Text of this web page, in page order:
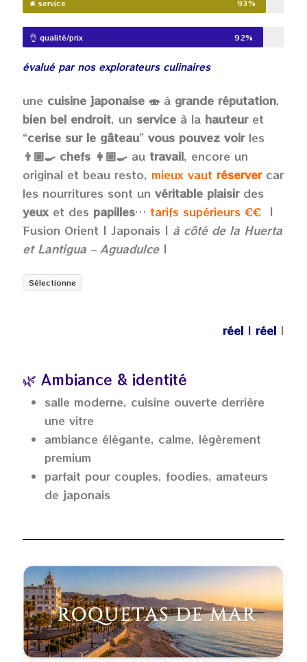
🛎️ service 93%
👌 qualité/prix 92%
évalué par nos explorateurs culinaires
une cuisine japonaise 🍣 à grande réputation,
bien bel endroit, un service à la hauteur et
“cerise sur le gâteau” vous pouvez voir les
👨🏼‍🍳 chefs 👩🏼‍🍳 au travail, encore un
original et beau resto, mieux vaut réservercar
les nourritures sont un véritable plaisir des
yeux et des papilles… tarifs supérieurs €€ |
Fusion Orient | Japonais | à côté de la Huerta
et Lantigua – Aguadulce |
Sélectionne
réel | réel |
🌿 Ambiance & identité
salle moderne, cuisine ouverte derrière
une vitre
ambiance élégante, calme, légèrement
premium
parfait pour couples, foodies, amateurs
de japonais